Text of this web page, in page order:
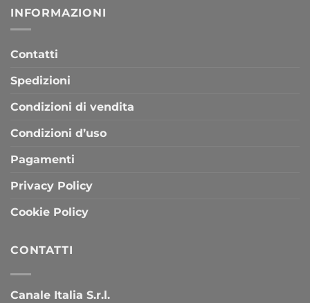
INFORMAZIONI
Contatti
Spedizioni
Condizioni di vendita
Condizioni d’uso
Pagamenti
Privacy Policy
Cookie Policy
CONTATTI
Canale Italia S.r.l.